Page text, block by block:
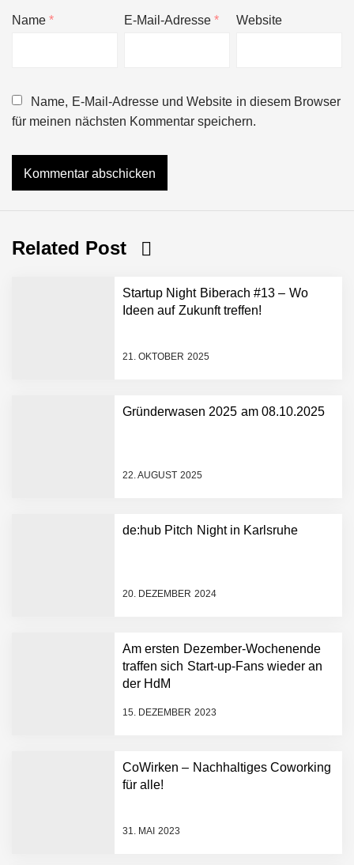
Name* E-Mail-Adresse* Website
Name, E-Mail-Adresse und Website in diesem Browser
für meinen nächsten Kommentar speichern.
Related Post
Startup Night Biberach #13 – Wo
Ideen auf Zukunft treffen!
21. OKTOBER 2025
Gründerwasen 2025 am 08.10.2025
22. AUGUST 2025
de:hub Pitch Night in Karlsruhe
20. DEZEMBER 2024
Am ersten Dezember-Wochenende
traffen sich Start-up-Fans wieder an
der HdM
15. DEZEMBER 2023
CoWirken – Nachhaltiges Coworking
für alle!
31. MAI 2023
Dollar bekannt, um den
Plattform zu beschleunigen
NEURA Robotics und
AI breit auszurollen
Humanoider Roboter bringt
Hightech ins Stadion
Simulationsdienstleistung in
FiniteNow ermöglicht
Entwicklungsprozesse
Pyck im Employer Portrait